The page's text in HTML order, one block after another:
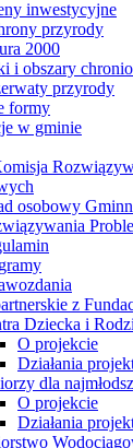
inwestycyjne
przyrody
2000
i obszary
przyrody
formy
w gminie
osobowy
z
Dziecka i
O projekcie
Działania
dla
O projekcie
Działania